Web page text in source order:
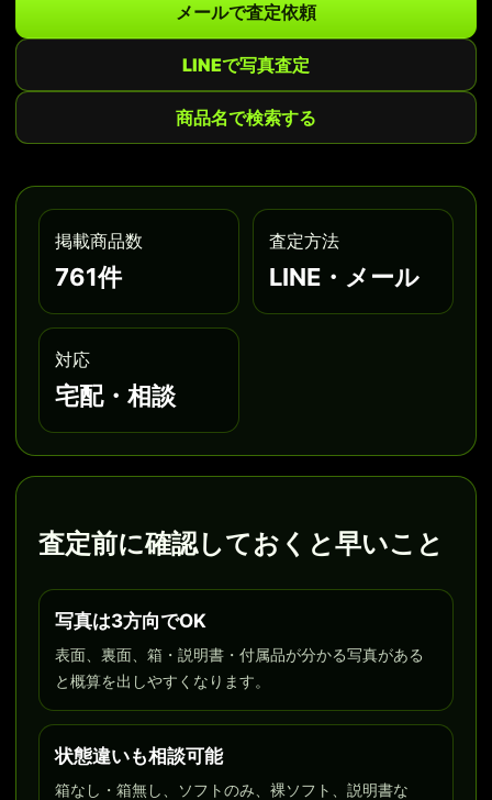
メールで査定依頼
LINEで写真査定
商品名で検索する
掲載商品数
761件
査定方法
LINE・メール
対応
宅配・相談
査定前に確認しておくと早いこと
写真は3方向でOK
表面、裏面、箱・説明書・付属品が分かる写真がある
と概算を出しやすくなります。
状態違いも相談可能
箱なし・箱無し、ソフトのみ、裸ソフト、説明書な